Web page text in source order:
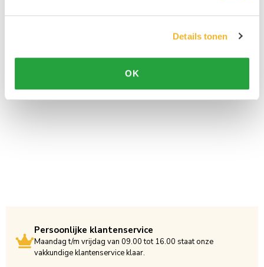
Details tonen
OK
Persoonlijke klantenservice
Maandag t/m vrijdag van 09.00 tot 16.00 staat onze
vakkundige klantenservice klaar.